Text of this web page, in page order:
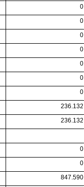
0
0
0
0
0
0
0
236.132
236.132
0
0
847.590